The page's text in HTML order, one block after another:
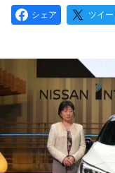
シェア ツイー